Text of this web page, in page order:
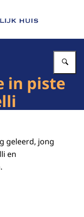
Koninklijk Huis
in piste
geleerd, jong
en